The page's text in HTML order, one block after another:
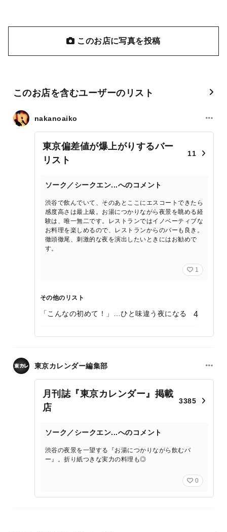
このお店に写真を投稿
このお店を含むユーザーのリスト
nakanoaiko
東京偏差値が爆上がりするバー
リスト
11
ソーク／シークエン...へのコメント
渋谷で飲んでいて、そのあとここにエスコートできたら
感度高さは最上級。お湯につかりながら夜景を眺める経
験は、唯一無二です。レストランではイノベーティブな
お料理を楽しめるので、レストランからのバーも良き。
徹頭徹尾、刺激的な夜を演出したいときにはお勧めで
す。
1
その他のリスト
「こんなの初めて！」…ひと味違う夜になる 4
東京カレンダー編集部
月刊誌『東京カレンダー』掲載
店
3385
ソーク／シークエン...へのコメント
渋谷の夜景を一望する『お湯につかりながら飲むバ
ー』。折り紙つきな実力の料理も◎
0